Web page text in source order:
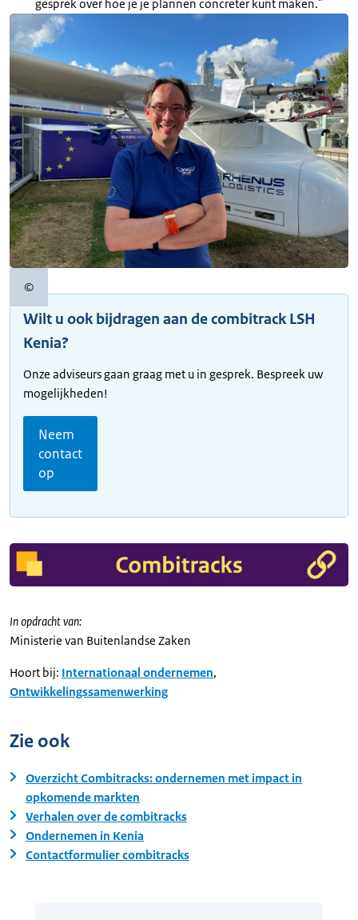
©Copyrightinformatie
gesprek over hoe je je plannen concreter kunt maken."
Wilt u ook bijdragen aan de combitrack LSH
Kenia?
Onze adviseurs gaan graag met u in gesprek. Bespreek uw
mogelijkheden!
Neem
contact
op
In opdracht van:
Ministerie van Buitenlandse Zaken
Hoort bij: Internationaal ondernemen,
Ontwikkelingssamenwerking
Zie ook
Overzicht Combitracks: ondernemen met impact in
opkomende markten
Verhalen over de combitracks
Ondernemen in Kenia
Contactformulier combitracks